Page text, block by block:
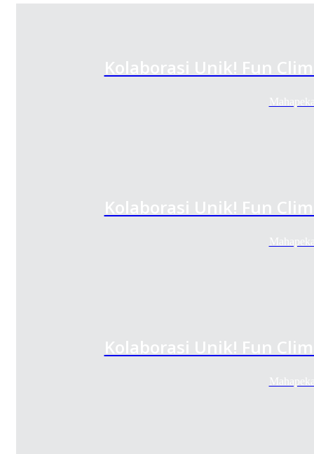
Kolaborasi Unik! Fun
Kolaborasi Unik! Fun
Kolaborasi Unik! Fun